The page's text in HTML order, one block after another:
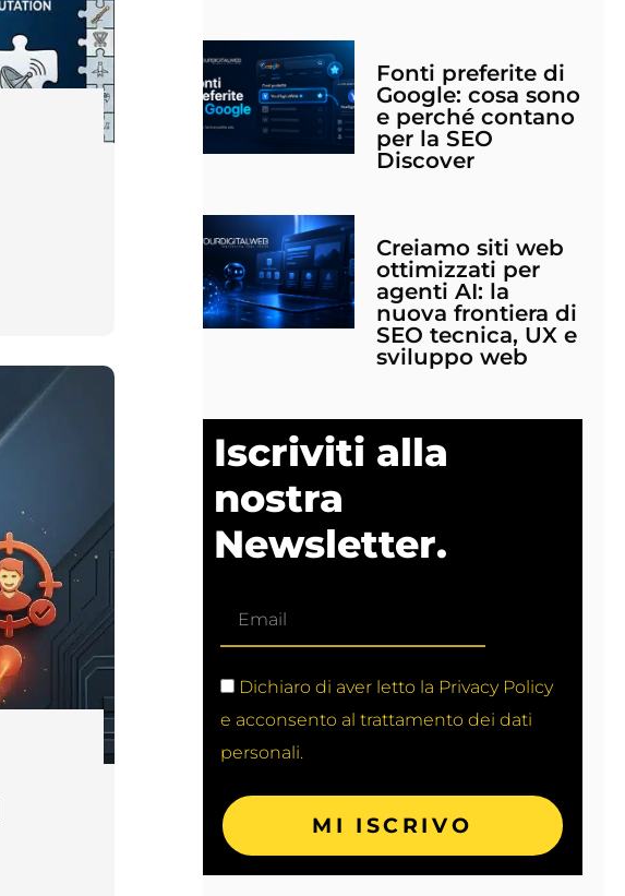
Fonti preferite di
Google: cosa sono
e perché contano
per la SEO
Discover
Creiamo siti web
ottimizzati per
agenti AI: la
nuova frontiera di
SEO tecnica, UX e
sviluppo web
Iscriviti alla
nostra
Newsletter.
Dichiaro di aver letto la Privacy Policy
e acconsento al trattamento dei dati
personali.
MI ISCRIVO